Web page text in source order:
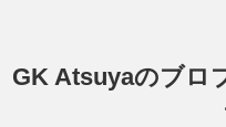
GK Atsuyaのブロ